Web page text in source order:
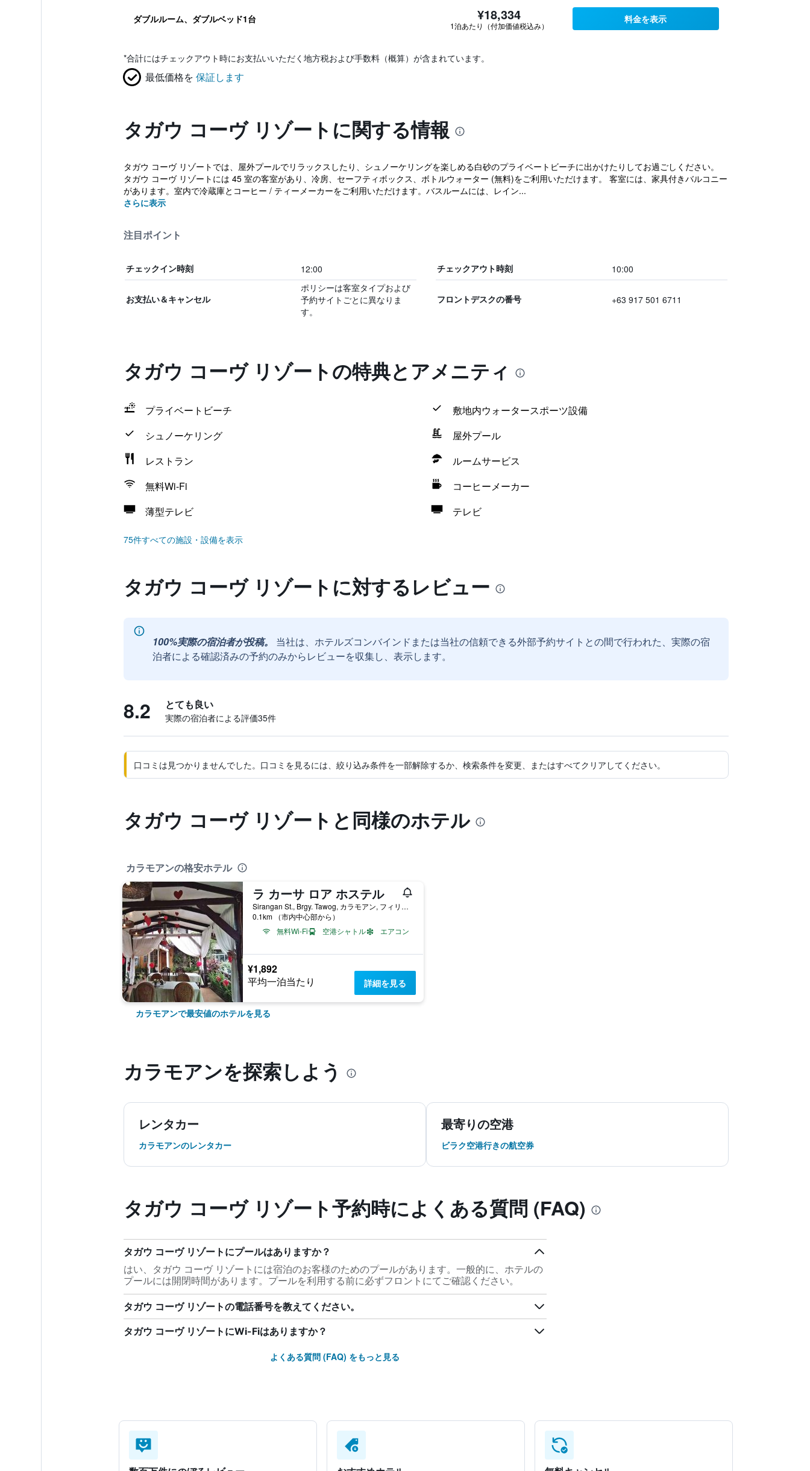
ダブルルーム、ダブルベッド1台 ¥18,334
1泊あたり（付加価値税込み）
料金を表示
*合計にはチェックアウト時にお支払いいただく地方税および手数料（概算）が含まれています。
最低価格を 保証します
タガウ コーヴ リゾートに関する情報
タガウ コーヴ リゾートでは、屋外プールでリラックスしたり、シュノーケリングを楽しめる白砂のプライベートビーチに出かけたりしてお過ごしください。
タガウ コーヴ リゾートには 45 室の客室があり、冷房、セーフティボックス、ボトルウォーター (無料)をご利用いただけます。 客室には、家具付きバルコニー
があります。室内で冷蔵庫とコーヒー / ティーメーカーをご利用いただけます。バスルームには、レイン...
さらに表示
注目ポイント
チェックイン時刻 12:00 チェックアウト時刻 10:00
お支払い＆キャンセル
ポリシーは客室タイプおよび
予約サイトごとに異なりま
す。
フロントデスクの番号 +63 917 501 6711
タガウ コーヴ リゾートの特典とアメニティ
プライベートビーチ
敷地内ウォータースポーツ設備
シュノーケリング
屋外プール
レストラン
ルームサービス
無料Wi-Fi
コーヒーメーカー
薄型テレビ
テレビ
75件すべての施設・設備を表示
タガウ コーヴ リゾートに対するレビュー
100%実際の宿泊者が投稿。
当社は、ホテルズコンバインドまたは当社の信頼できる外部予約サイトとの間で行われた、実際の宿
泊者による確認済みの予約のみからレビューを収集し、表示します。
8.2 とても良い
実際の宿泊者による評価35​件
口コミは見つかりませんでした。口コミを見るには、絞り込み条件を一部解除するか、検索条件を変更、またはすべてクリアしてください。
タガウ コーヴ リゾートと同様のホテル
カラモアンの格安ホテル
ラ カーサ ロア ホステル
Sirangan St., Brgy. Tawog, カラモアン, フィリピン
0.1km （市内中心部から）
無料Wi-Fi
空港シャトル エアコン
¥1,892
平均一泊当たり 詳細を見る
カラモアンで最安値のホテルを見る
カラモアン​を探索しよう
レンタカー
カラモアンのレンタカー
最寄りの空港
ビラク空港行きの航空券
タガウ コーヴ リゾート予約時によくある質問 (FAQ)
タガウ コーヴ リゾートにプールはありますか？
はい、タガウ コーヴ リゾートには宿泊のお客様のためのプールがあります。一般的に、ホテルの
プールには開閉時間があります。プールを利用する前に必ずフロントにてご確認ください。
タガウ コーヴ リゾートの電話番号を教えてください。
タガウ コーヴ リゾートにWi-Fiはありますか？
よくある質問 (FAQ) をもっと見る